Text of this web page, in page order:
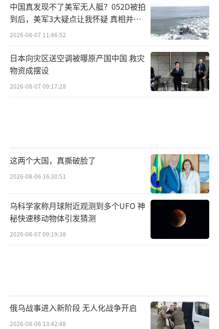
中国真发现不了美军无人艇？052D被拍
到后，美军3大疑点让我怀疑 真相并非
如此
2026-08-07 11:46:52
日本向灾区送空调被曝原产国中国 救灾
物资成摆设
2026-08-07 09:17:28
这两个大国，真撕破脸了
2026-08-06 16:30:51
乌科学家称月球附近观测到多个UFO 神
秘快速移动物体引发猜测
2026-08-07 09:19:38
俄乌战事进入新阶段 无人化战争开启
2026-08-06 13:42:48